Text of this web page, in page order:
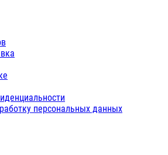
персональных данных